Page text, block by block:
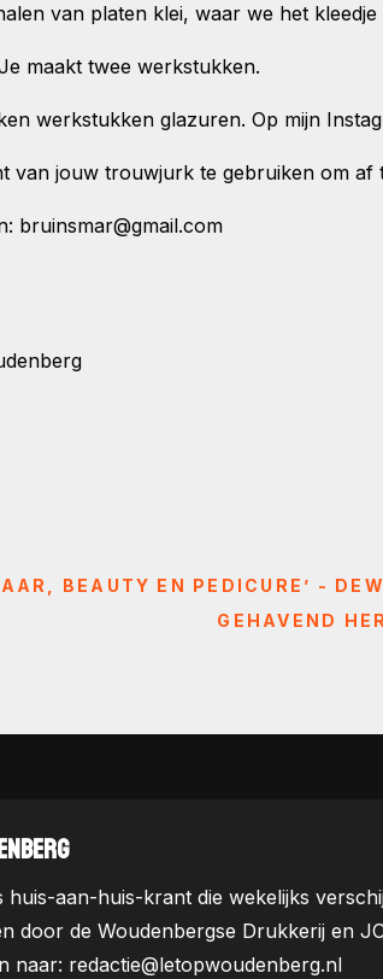
van platen klei, waar we het
maakt twee werkstukken.
werkstukken glazuren. Op mijn
van jouw trouwjurk te gebruiken om af
bruinsmar@gmail.com
BEAUTY EN PEDICURE’ -
GEHAVEND
huis-aan-huis-krant die wekelijks
door de Woudenbergse Drukkerij en
naar: redactie@letopwoudenberg.nl